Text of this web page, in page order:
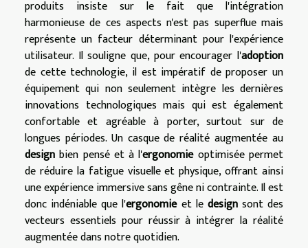
produits insiste sur le fait que l'intégration
harmonieuse de ces aspects n'est pas superflue mais
représente un facteur déterminant pour l'expérience
utilisateur. Il souligne que, pour encourager l'adoption
de cette technologie, il est impératif de proposer un
équipement qui non seulement intègre les dernières
innovations technologiques mais qui est également
confortable et agréable à porter, surtout sur de
longues périodes. Un casque de réalité augmentée au
design bien pensé et à l'ergonomieoptimisée permet
de réduire la fatigue visuelle et physique, offrant ainsi
une expérience immersive sans gêne ni contrainte. Il est
donc indéniable que l'ergonomieet le designsont des
vecteurs essentiels pour réussir à intégrer la réalité
augmentée dans notre quotidien.